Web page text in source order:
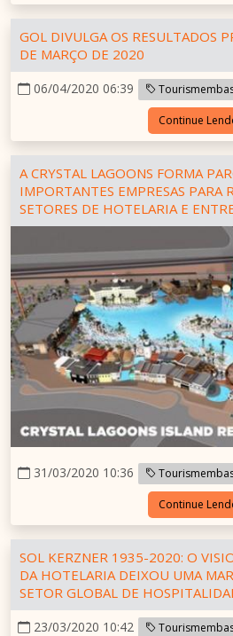
GOL DIVULGA OS RESULTADOS
DE MARÇO DE 2020
06/04/2020 06:39
Continue
A CRYSTAL LAGOONS FORMA
IMPORTANTES EMPRESAS PARA
SETORES DE HOTELARIA E
31/03/2020 10:36
Continue
SOL KERZNER 1935-2020: O
DA HOTELARIA DEIXOU UMA
SETOR GLOBAL DE
23/03/2020 10:42